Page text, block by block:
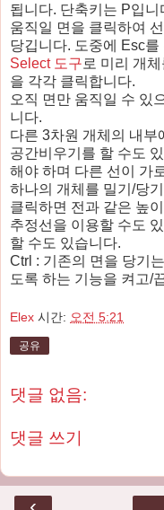
됩니다. 단축키는 P입니
움직일 면을 클릭하여
당깁니다. 도중에 Esc
Select 도구 로 미리 개
을 각각 클릭합니다.
오직 면만 움직일 수 있
니다.
다른 3차원 개체의 내부
공간비우기를 할 수도
해야 하며 다른 선이 가
하나의 개체를 밀기/당
클릭하면 전과 같은 높
추정선을 이용할 수도
할 수도 있습니다.
Ctrl : 기존의 면을 당기
도록 하는 기능을 켜고/
Elex 시간: 오전 5:21
공유
댓글 없음:
댓글 쓰기